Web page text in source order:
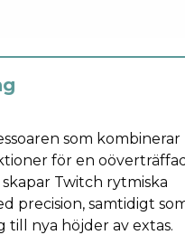
som kombinerar
för en oöverträffad
Twitch rytmiska
precision, samtidigt
nya höjder av extas.